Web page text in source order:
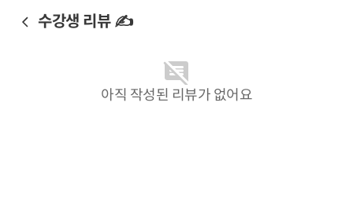
수강생 리뷰 ✍️
아직 작성된 리뷰가 없어요